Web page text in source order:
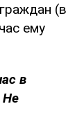
(в
ему
в
Не